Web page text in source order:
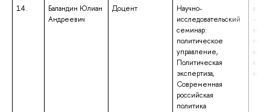
14.
Баландин Юлиан
Андреевич
Доцент
Научно-
исследовательский
семинар:
политическое
управление,
Политическая
экспертиза,
Современная
российская
политика
–